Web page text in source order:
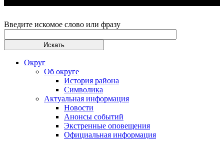
Введите искомое слово или фразу
Округ
Об округе
История района
Символика
Актуальная информация
Новости
Анонсы событий
Экстренные оповещения
Официальная информация